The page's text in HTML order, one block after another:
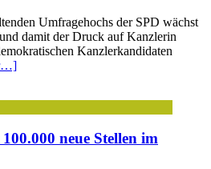
Umfragehochs der SPD wächst
damit der Druck auf Kanzlerin
Kanzlerkandidaten
neue Stellen im